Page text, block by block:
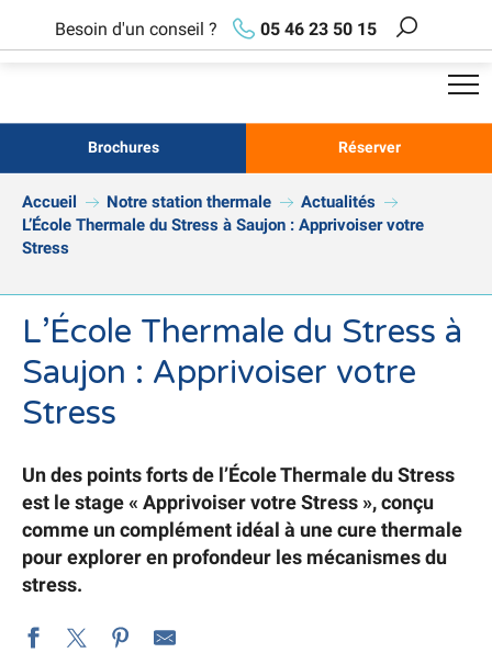
Besoin d'un conseil ? 05 46 23 50 15
Recherche
Brochures Réserver
Accueil Notre station thermale
Actualités
L’École Thermale du Stress à Saujon : Apprivoiser votre
Stress
L’École Thermale du Stress à
Saujon : Apprivoiser votre
Stress
Un des points forts de l’École Thermale du Stress
est le stage « Apprivoiser votre Stress », conçu
comme un complément idéal à une cure thermale
pour explorer en profondeur les mécanismes du
stress.